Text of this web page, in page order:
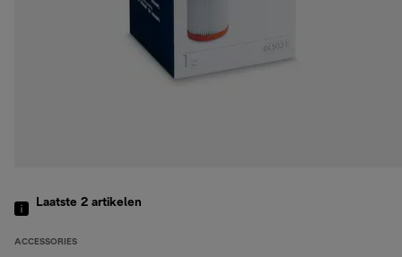
Laatste 2 artikelen
ACCESSORIES